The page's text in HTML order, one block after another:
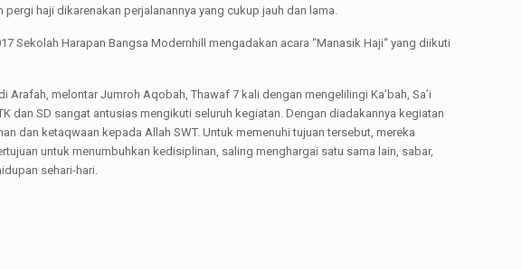
haji dikarenakan perjalanannya yang cukup jauh dan lama.
Sekolah Harapan Bangsa Modernhill mengadakan acara “Manasik Haji“ yang diikuti
melontar Jumroh Aqobah, Thawaf 7 kali dengan mengelilingi Ka’bah, Sa’i
dan SD sangat antusias mengikuti seluruh kegiatan. Dengan diadakannya kegiatan
dan ketaqwaan kepada Allah SWT. Untuk memenuhi tujuan tersebut, mereka
untuk menumbuhkan kedisiplinan, saling menghargai satu sama lain, sabar,
sehari-hari.